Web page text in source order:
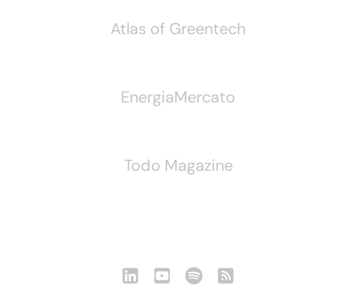
Atlas of Greentech
EnergiaMercato
Todo Magazine